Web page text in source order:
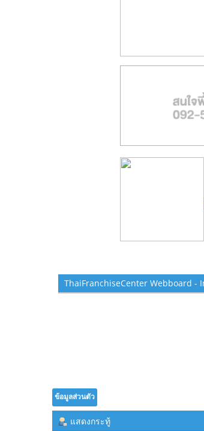
ThaiFranchiseCenter Webboard -
ข้อมูลส่วนตัว
แสดงกระทู้